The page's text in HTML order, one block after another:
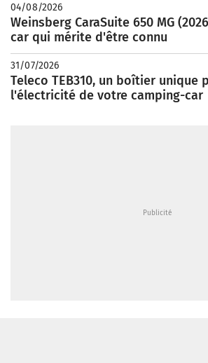
04/08/2026
Weinsberg CaraSuite 650 MG
car qui mérite d'être connu
31/07/2026
Teleco TEB310, un boîtier unique
l'électricité de votre camping-car